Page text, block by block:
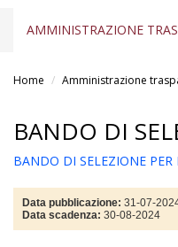
AMMINISTRAZIONE
Home Amministrazione
BANDO DI
BANDO DI SELEZIONE
Data pubblicazione: 31-07-
Data scadenza: 30-08-2024